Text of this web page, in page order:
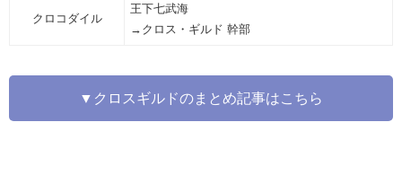
クロコダイル
王下七武海
→クロス・ギルド 幹部
▼クロスギルドのまとめ記事はこちら